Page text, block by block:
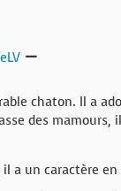
chaton. Il a
des mamours,
a un caractère en